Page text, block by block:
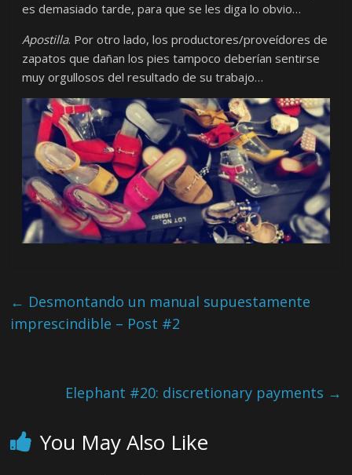
es demasiado tarde, para que se les diga lo obvio…
Apostilla. Por otro lado, los productores/proveídores de
zapatos que dañan los pies tampoco deberían sentirse
muy orgullosos del resultado de su trabajo…
← Desmontando un manual supuestamente
imprescindible – Post #2
Elephant #20: discretionary payments →
You May Also Like